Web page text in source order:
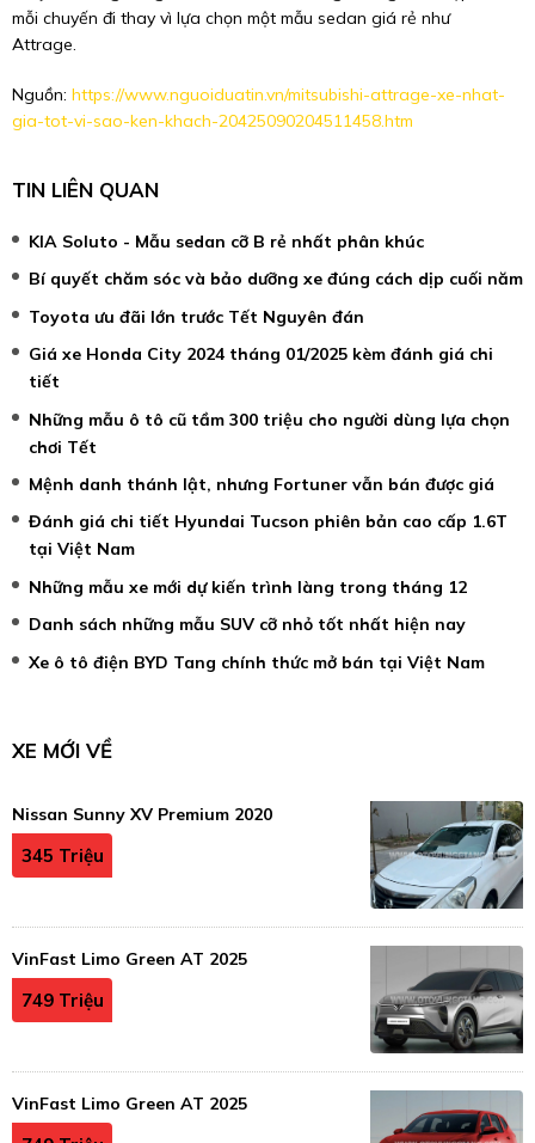
mỗi chuyến đi thay vì lựa chọn một mẫu sedan giá rẻ như
Attrage.
Nguồn: https://www.nguoiduatin.vn/mitsubishi-attrage-xe-nhat-
gia-tot-vi-sao-ken-khach-20425090204511458.htm
TIN LIÊN QUAN
KIA Soluto - Mẫu sedan cỡ B rẻ nhất phân khúc
Bí quyết chăm sóc và bảo dưỡng xe đúng cách dịp cuối năm
Toyota ưu đãi lớn trước Tết Nguyên đán
Giá xe Honda City 2024 tháng 01/2025 kèm đánh giá chi
tiết
Những mẫu ô tô cũ tầm 300 triệu cho người dùng lựa chọn
chơi Tết
Mệnh danh thánh lật, nhưng Fortuner vẫn bán được giá
Đánh giá chi tiết Hyundai Tucson phiên bản cao cấp 1.6T
tại Việt Nam
Những mẫu xe mới dự kiến trình làng trong tháng 12
Danh sách những mẫu SUV cỡ nhỏ tốt nhất hiện nay
Xe ô tô điện BYD Tang chính thức mở bán tại Việt Nam
XE MỚI VỀ
Nissan Sunny XV Premium 2020
345 Triệu
VinFast Limo Green AT 2025
749 Triệu
VinFast Limo Green AT 2025